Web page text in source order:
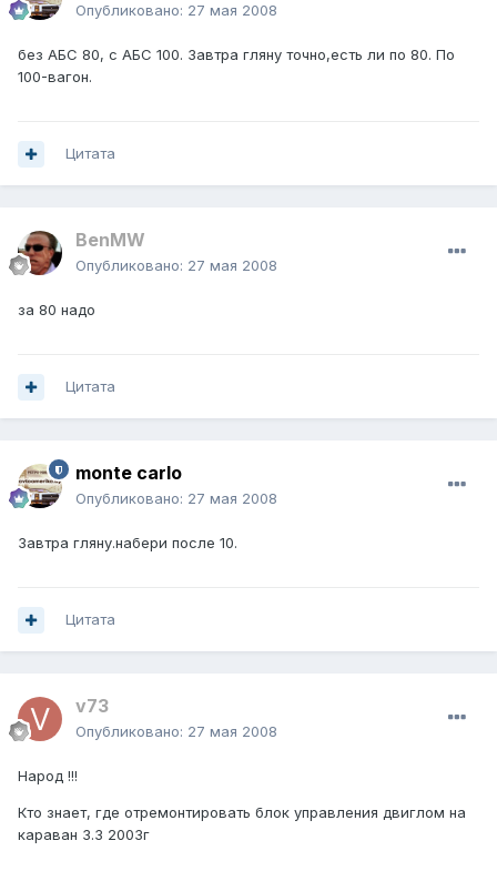
Опубликовано: 27 мая 2008
без АБС 80, с АБС 100. Завтра гляну точно,есть ли по 80. По
100-вагон.
Цитата
BenMW
Опубликовано: 27 мая 2008
за 80 надо
Цитата
monte carlo
Опубликовано: 27 мая 2008
Завтра гляну.набери после 10.
Цитата
v73
Опубликовано: 27 мая 2008
Народ !!!
Кто знает, где отремонтировать блок управления двиглом на
караван 3.3 2003г